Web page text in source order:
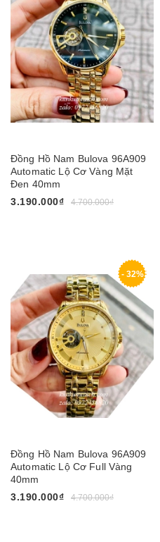
Đồng Hồ Nam Bulova 96A909
Automatic Lộ Cơ Vàng Mặt
Đen 40mm
3.190.000₫
4.700.000₫
- 32%
Đồng Hồ Nam Bulova 96A909
Automatic Lộ Cơ Full Vàng
40mm
3.190.000₫
4.700.000₫